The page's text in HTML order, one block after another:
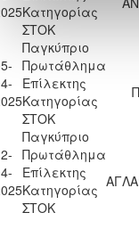
Κατηγορίας
ΣΤΟΚ
Παγκύπριο
Πρωτάθλημα
Επίλεκτης
Κατηγορίας
ΣΤΟΚ
Παγκύπριο
Πρωτάθλημα
Επίλεκτης
Κατηγορίας
ΣΤΟΚ